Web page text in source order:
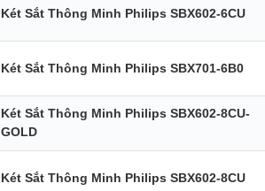
Két Sắt Thông Minh Philips SBX602-6CU
Két Sắt Thông Minh Philips SBX701-6B0
Két Sắt Thông Minh Philips SBX602-8CU-
GOLD
Két Sắt Thông Minh Philips SBX602-8CU